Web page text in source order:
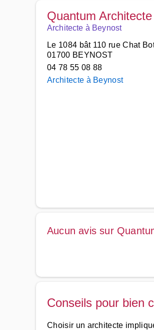
Quantum Architecte
Architecte à Beynost
Le 1084 bât 110 rue Chat
01700 BEYNOST
04 78 55 08 88
Architecte à Beynost
Aucun avis sur
Conseils pour bien
Choisir un architecte